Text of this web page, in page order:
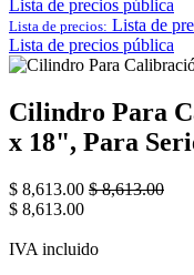
Lista de precios pública
Lista de precios: Lista de
Lista de precios pública
Cilindro Para
x 18", Para
$ 8,613.00 $8,613.00
$ 8,613.00
IVA incluido